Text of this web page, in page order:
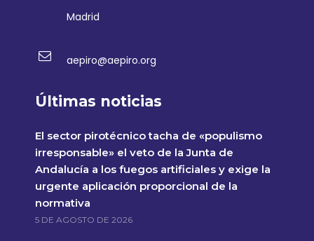
Madrid
aepiro@aepiro.org
Últimas noticias
El sector pirotécnico tacha de «populismo
irresponsable» el veto de la Junta de
Andalucía a los fuegos artificiales y exige la
urgente aplicación proporcional de la
normativa
5 DE AGOSTO DE 2026